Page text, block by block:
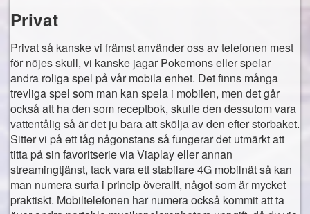
Mobil
Vårt användande av mobilen
Sensommaren och höstens mobiler
Företagande
Företag och företagaren
Arbetsplatsen och de anställda
Moderna verktyg för kontoret
Privat
Privat så kanske vi främst använder oss av telefonen mest
för nöjes skull, vi kanske jagar Pokemons eller spelar
andra roliga spel på vår mobila enhet. Det finns många
trevliga spel som man kan spela i mobilen, men det går
också att ha den som receptbok, skulle den dessutom vara
vattentålig så är det ju bara att skölja av den efter storbaket.
Sitter vi på ett tåg någonstans så fungerar det utmärkt att
titta på sin favoritserie via Viaplay eller annan
streamingtjänst, tack vara ett stabilare 4G mobilnät så kan
man numera surfa i princip överallt, något som är mycket
praktiskt. Mobiltelefonen har numera också kommit att ta